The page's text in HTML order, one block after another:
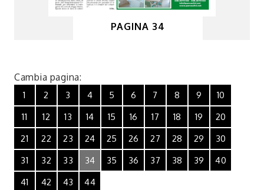
PAGINA 34
Cambia pagina:
1 2 3 4 5 6 7 8 9
10
11
12 13 14 15 16 17 18 19
20
21
22 23 24 25 26 27 28 29
30
31
32 33 34 35 36 37 38 39
40
41
42 43 44